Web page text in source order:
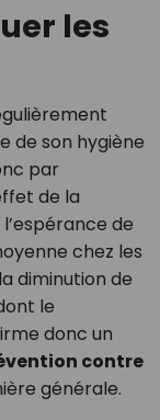
les
de son hygiène
par
de la
de
chez les
diminution de
le
donc un
contre
générale.